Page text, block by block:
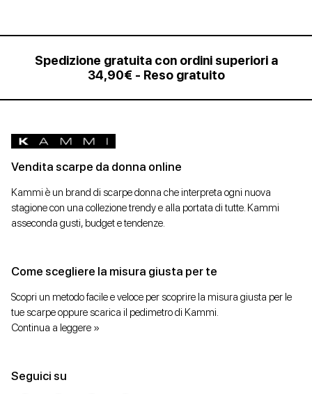
Sneakers
Stivali e
Tronchetto
Zeppe
Taglia
Spedizione gratuita con ordini superiori a
34,90€ - Reso gratuito
Vendita scarpe da donna online
Kammi è un brand di scarpe donna che interpreta ogni nuova
stagione con una collezione trendy e alla portata di tutte. Kammi
asseconda gusti, budget e tendenze.
Come scegliere la misura giusta per te
Scopri un metodo facile e veloce per scoprire la misura giusta per le
tue scarpe oppure scarica il pedimetro di Kammi.
Continua a leggere »
Seguici su